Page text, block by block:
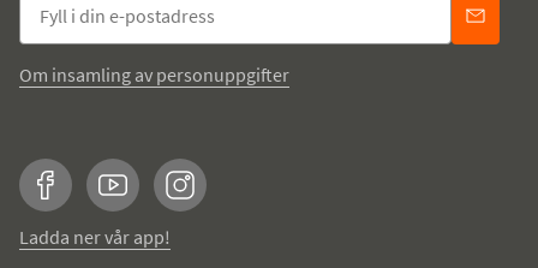
Om insamling av personuppgifter
FacebookYouTubeInstagram
Ladda ner vår app!